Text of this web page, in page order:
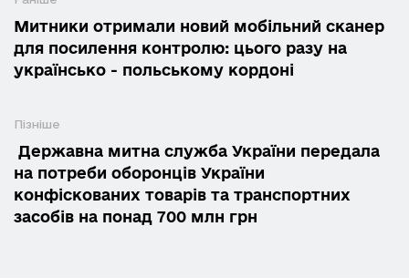
Митники отримали новий мобільний сканер
для посилення контролю: цього разу на
українсько - польському кордоні
Пізніше
​​​​ Державна митна служба України передала
на потреби оборонців України
конфіскованих товарів та транспортних
засобів на понад 700 млн грн